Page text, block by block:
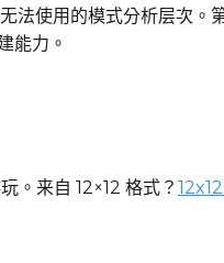
用的模式分析层次。第
能力。
。来自 12×12 格式？